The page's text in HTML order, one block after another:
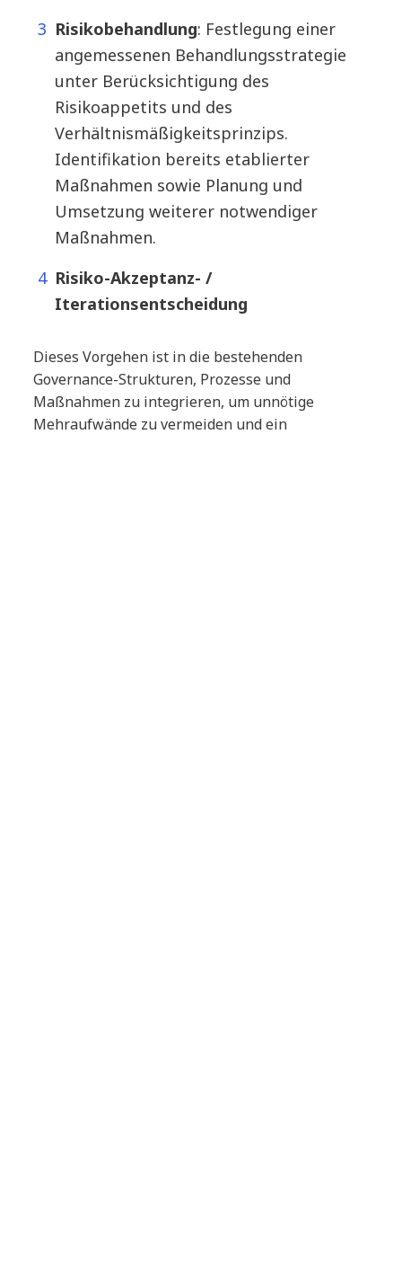
Risikobehandlung: Festlegung einer
angemessenen Behandlungsstrategie
unter Berücksichtigung des
Risikoappetits und des
Verhältnismäßigkeitsprinzips.
Identifikation bereits etablierter
Maßnahmen sowie Planung und
Umsetzung weiterer notwendiger
Maßnahmen.
Risiko-Akzeptanz- /
Iterationsentscheidung
Dieses Vorgehen ist in die bestehenden
Governance-Strukturen, Prozesse und
Maßnahmen zu integrieren, um unnötige
Mehraufwände zu vermeiden und ein